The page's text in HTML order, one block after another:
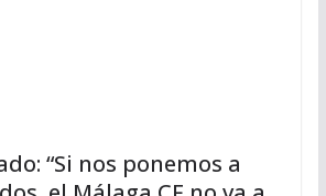
“Si nos ponemos a